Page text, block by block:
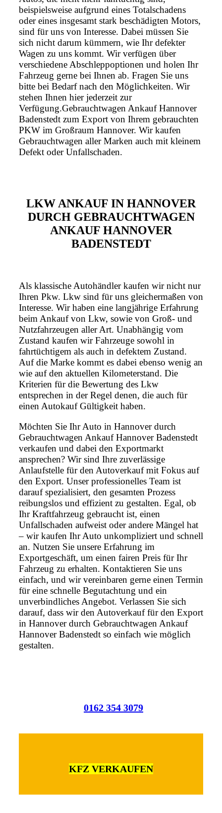
beispielsweise aufgrund eines Totalschadens
oder eines insgesamt stark beschädigten Motors,
sind für uns von Interesse. Dabei müssen Sie
sich nicht darum kümmern, wie Ihr defekter
Wagen zu uns kommt. Wir verfügen über
verschiedene Abschleppoptionen und holen Ihr
Fahrzeug gerne bei Ihnen ab. Fragen Sie uns
bitte bei Bedarf nach den Möglichkeiten. Wir
stehen Ihnen hier jederzeit zur
Verfügung.Gebrauchtwagen Ankauf Hannover
Badenstedt zum Export von Ihrem gebrauchten
PKW im Großraum Hannover. Wir kaufen
Gebrauchtwagen aller Marken auch mit kleinem
Defekt oder Unfallschaden.
LKW ANKAUF IN HANNOVER
DURCH GEBRAUCHTWAGEN
ANKAUF HANNOVER
BADENSTEDT
Als klassische Autohändler kaufen wir nicht nur
Ihren Pkw. Lkw sind für uns gleichermaßen von
Interesse. Wir haben eine langjährige Erfahrung
beim Ankauf von Lkw, sowie von Groß- und
Nutzfahrzeugen aller Art. Unabhängig vom
Zustand kaufen wir Fahrzeuge sowohl in
fahrtüchtigem als auch in defektem Zustand.
Auf die Marke kommt es dabei ebenso wenig an
wie auf den aktuellen Kilometerstand. Die
Kriterien für die Bewertung des Lkw
entsprechen in der Regel denen, die auch für
einen Autokauf Gültigkeit haben.
Möchten Sie Ihr Auto in Hannover durch
Gebrauchtwagen Ankauf Hannover Badenstedt
verkaufen und dabei den Exportmarkt
ansprechen? Wir sind Ihre zuverlässige
Anlaufstelle für den Autoverkauf mit Fokus auf
den Export. Unser professionelles Team ist
darauf spezialisiert, den gesamten Prozess
reibungslos und effizient zu gestalten. Egal, ob
Ihr Kraftfahrzeug gebraucht ist, einen
Unfallschaden aufweist oder andere Mängel hat
– wir kaufen Ihr Auto unkompliziert und schnell
an. Nutzen Sie unsere Erfahrung im
Exportgeschäft, um einen fairen Preis für Ihr
Fahrzeug zu erhalten. Kontaktieren Sie uns
einfach, und wir vereinbaren gerne einen Termin
für eine schnelle Begutachtung und ein
unverbindliches Angebot. Verlassen Sie sich
darauf, dass wir den Autoverkauf für den Export
in Hannover durch Gebrauchtwagen Ankauf
Hannover Badenstedt so einfach wie möglich
gestalten.
0162 354 3079
KFZ VERKAUFEN